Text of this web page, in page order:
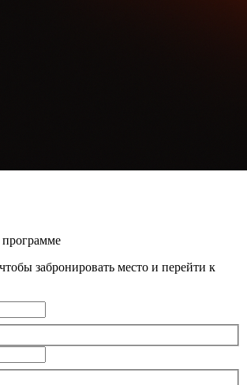
забронировать место и перейти к